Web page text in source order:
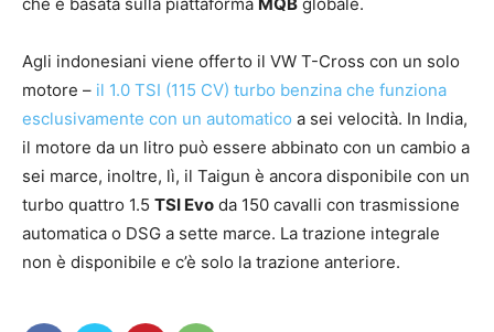
Agli indonesiani viene offerto il VW T-Cross con un solo
motore – il 1.0 TSI (115 CV) turbo benzina che funziona
esclusivamente con un automatico a sei velocità. In India,
il motore da un litro può essere abbinato con un cambio a
sei marce, inoltre, lì, il Taigun è ancora disponibile con un
turbo quattro 1.5 TSI Evo da 150 cavalli con trasmissione
automatica o DSG a sette marce. La trazione integrale
non è disponibile e c’è solo la trazione anteriore.